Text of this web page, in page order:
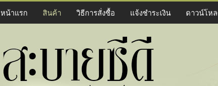
หน้าแรก สินค้า วิธีการสั่งซื้อ แจ้งชำระเงิน ดาวน์โห